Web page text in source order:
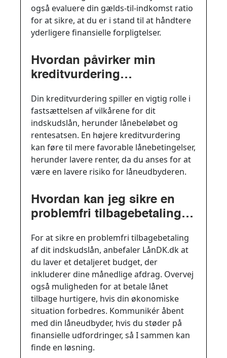
også evaluere din gælds-til-indkomst ratio
for at sikre, at du er i stand til at håndtere
yderligere finansielle forpligtelser.
Hvordan påvirker min
kreditvurdering
indskudslån?
Din kreditvurdering spiller en vigtig rolle i
fastsættelsen af vilkårene for dit
indskudslån, herunder lånebeløbet og
rentesatsen. En højere kreditvurdering
kan føre til mere favorable lånebetingelser,
herunder lavere renter, da du anses for at
være en lavere risiko for låneudbyderen.
Hvordan kan jeg sikre en
problemfri tilbagebetaling af
For at sikre en problemfri tilbagebetaling
af dit indskudslån, anbefaler LånDK.dk at
du laver et detaljeret budget, der
inkluderer dine månedlige afdrag. Overvej
også muligheden for at betale lånet
tilbage hurtigere, hvis din økonomiske
situation forbedres. Kommunikér åbent
med din låneudbyder, hvis du støder på
finansielle udfordringer, så I sammen kan
finde en løsning.